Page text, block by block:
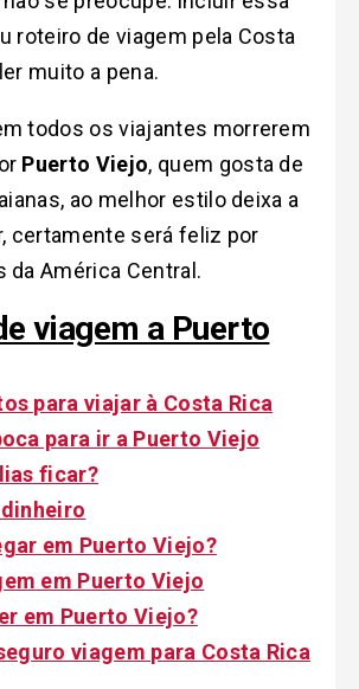
roteiro de viagem pela Costa
muito a pena.
todos os viajantes morrerem
Puerto Viejo, quem gosta de
ao melhor estilo deixa a
certamente será feliz por
da América Central.
viagem a Puerto
para viajar à Costa Rica
para ir a Puerto Viejo
ficar?
em Puerto Viejo?
em Puerto Viejo
em Puerto Viejo?
viagem para Costa Rica